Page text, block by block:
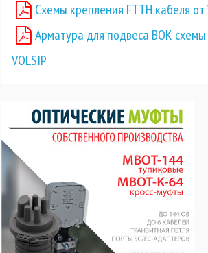
Схемы крепления FTTH кабеля от
Арматура для подвеса ВОК
VOLSIP